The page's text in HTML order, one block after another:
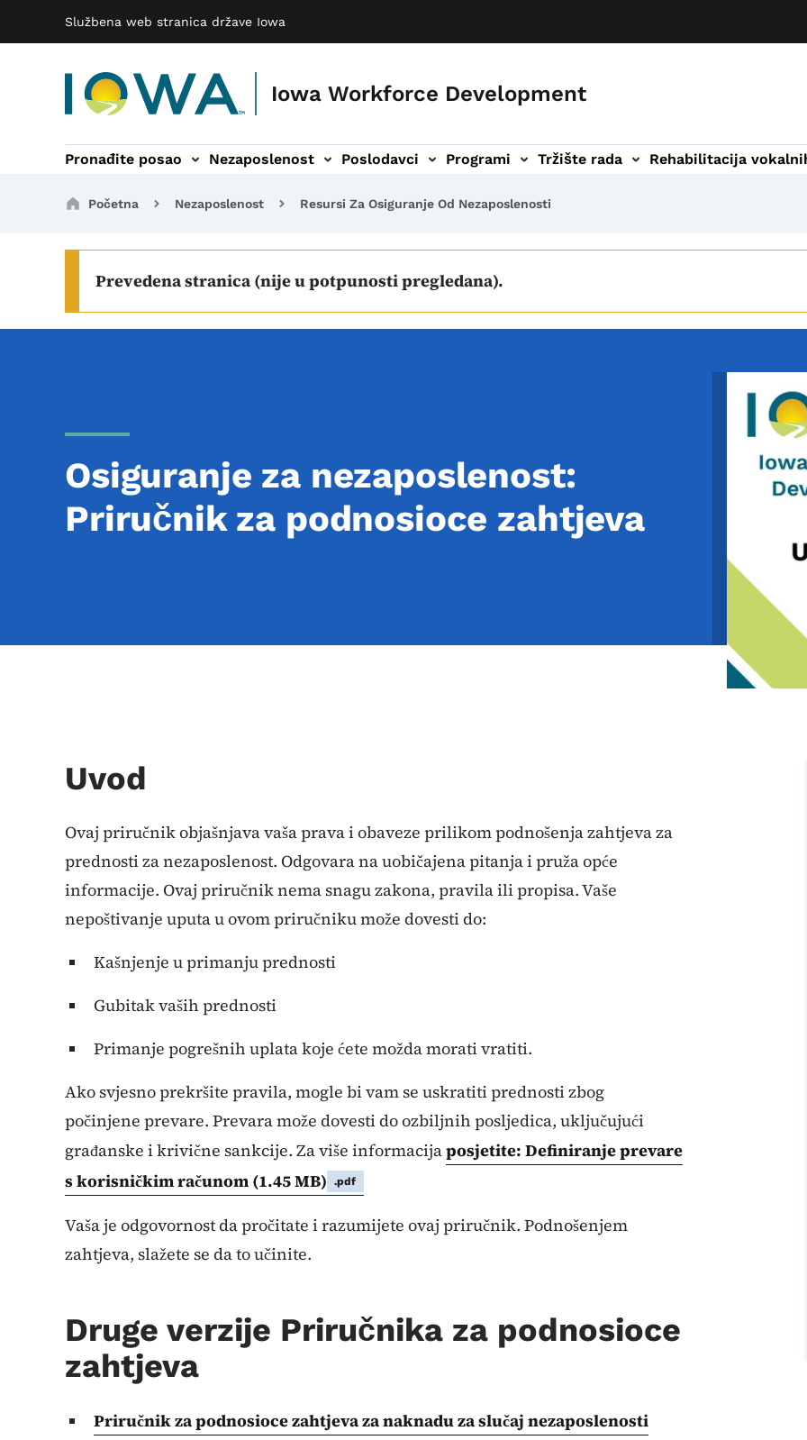
Službena web stranica države Iowa
Iowa Workforce Development
Main navigation
Pronađite posao Nezaposlenost Poslodavci Programi
podnavigacija Tržište rada
Tržište rada podnavigacija Rehabilitacija
Rehabilitacija vokalnih organa podnavigacija
Vijesti podnavigacija
Kontakt podnavigacija
Breadcrumbs
Početna Nezaposlenost Resursi Za Osiguranje Od Nezaposlenosti
Prevedena stranica (nije u potpunosti pregledana).
Osiguranje za nezaposlenost:
Priručnik za podnosioce zahtjeva
Image
Informacije o sadržaju
Uvod
Ovaj priručnik objašnjava vaša prava i obaveze prilikom podnošenja zahtjeva za
prednosti za nezaposlenost. Odgovara na uobičajena pitanja i pruža opće
informacije. Ovaj priručnik nema snagu zakona, pravila ili propisa. Vaše
nepoštivanje uputa u ovom priručniku može dovesti do:
Kašnjenje u primanju prednosti
Gubitak vaših prednosti
Primanje pogrešnih uplata koje ćete možda morati vratiti.
Ako svjesno prekršite pravila, mogle bi vam se uskratiti prednosti zbog
počinjene prevare. Prevara može dovesti do ozbiljnih posljedica, uključujući
građanske i krivične sankcije. Za više informacijaposjetite: Definiranje prevare
s korisničkim računom (1.45 MB) .pdf
Vaša je odgovornost da pročitate i razumijete ovaj priručnik. Podnošenjem
zahtjeva, slažete se da to učinite.
Druge verzije Priručnika za podnosioce
zahtjeva
Priručnik za podnosioce zahtjeva za naknadu za slučaj nezaposlenosti